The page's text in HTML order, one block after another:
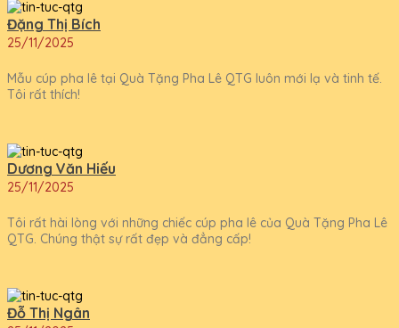
Đặng Thị Bích
25/11/2025
Mẫu cúp pha lê tại Quà Tặng Pha Lê QTG luôn mới lạ và tinh tế.
Tôi rất thích!
Dương Văn Hiếu
25/11/2025
Tôi rất hài lòng với những chiếc cúp pha lê của Quà Tặng Pha Lê
QTG. Chúng thật sự rất đẹp và đẳng cấp!
Đỗ Thị Ngân